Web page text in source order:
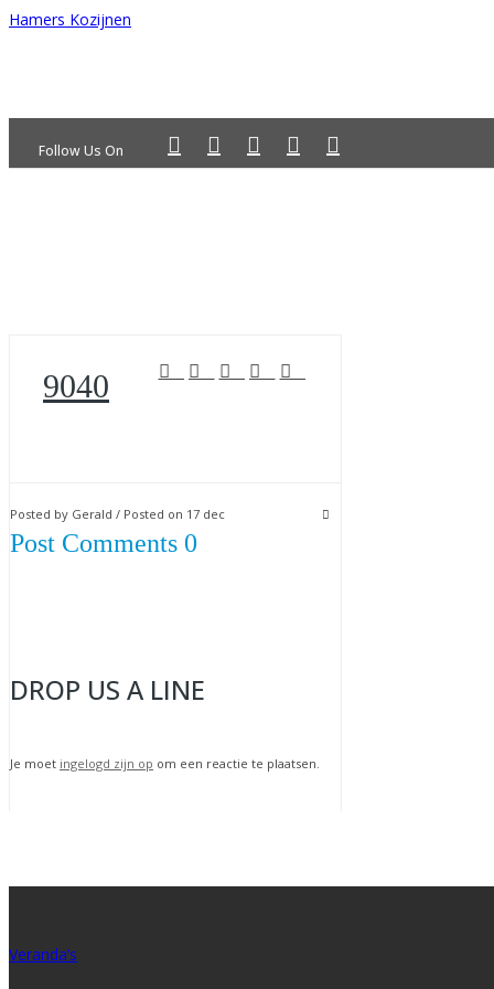
Hamers Kozijnen
Follow Us On
9040
Posted by Gerald / Posted on 17 dec
Post Comments 0
DROP US A LINE
Je moet ingelogd zijn op om een reactie te plaatsen.
Veranda’s